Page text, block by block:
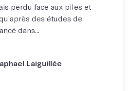
perdu face aux piles et
des études de
dans...
Laiguillée